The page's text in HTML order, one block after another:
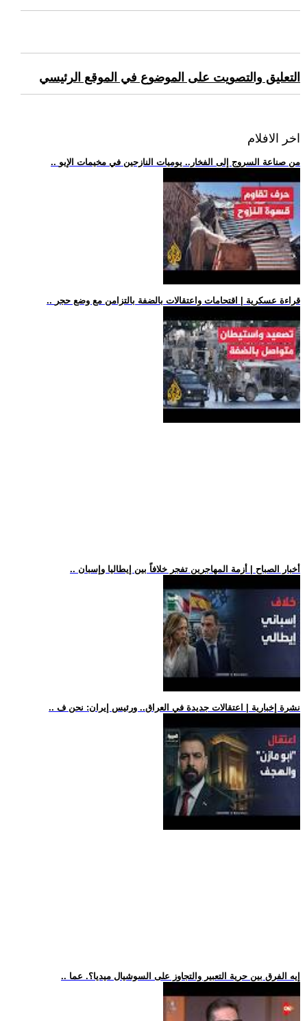
التعليق والتصويت على الموضوع في الموقع الرئيسي
اخر الافلام
.. من صناعة السروج إلى الفخار.. يوميات النازحين في مخيمات الإيو
.. قراءة عسكرية | اقتحامات واعتقالات بالضفة بالتزامن مع وضع حجر
.. أخبار الصباح | أزمة المهاجرين تفجر خلافاً بين إيطاليا وإسبان
.. نشرة إخبارية | اعتقالات جديدة في العراق.. ورئيس إيران: نحن ف
.. إيه الفرق بين حرية التعبير والتجاوز على السوشيال ميديا؟. عما